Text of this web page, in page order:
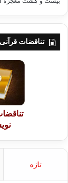
تناقضات قرآنی
تازه